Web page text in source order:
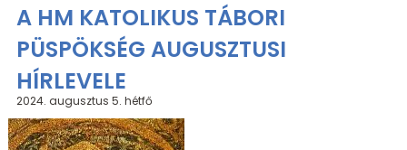
A HM KATOLIKUS TÁBORI
PÜSPÖKSÉG AUGUSZTUSI
HÍRLEVELE
2024. augusztus 5. hétfő